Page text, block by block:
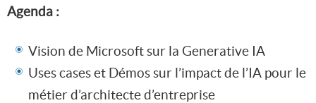
Agenda :
Vision de Microsoft sur la Generative IA
Uses cases et Démos sur l’impact de l’IA pour le
métier d’architecte d’entreprise